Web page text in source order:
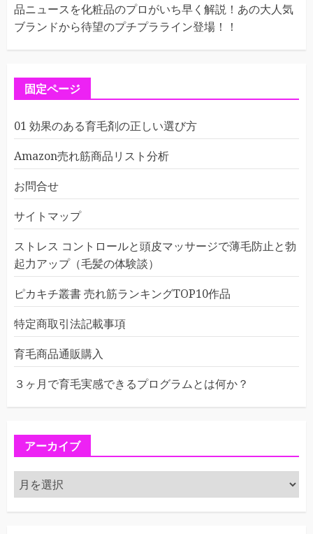
品ニュースを化粧品のプロがいち早く解説！あの大人気
ブランドから待望のプチプラライン登場！！
固定ページ
01 効果のある育毛剤の正しい選び方
Amazon売れ筋商品リスト分析
お問合せ
サイトマップ
ストレス コントロールと頭皮マッサージで薄毛防止と勃
起力アップ（毛髪の体験談）
ピカキチ叢書 売れ筋ランキングTOP10作品
特定商取引法記載事項
育毛商品通販購入
３ヶ月で育毛実感できるプログラムとは何か？
アーカイブ
ア
ー
カ